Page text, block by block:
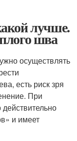
лучше.
шва
осуществлять
есть риск зря
При
действительно
и имеет